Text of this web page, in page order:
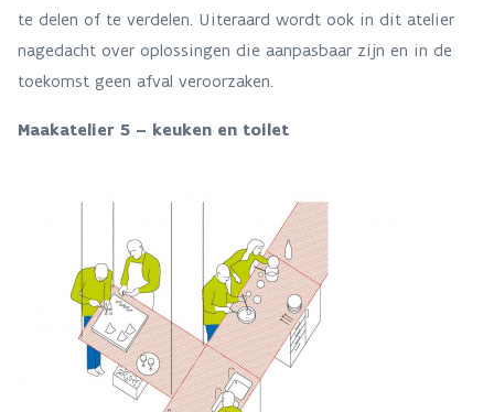
te delen of te verdelen. Uiteraard wordt ook in dit atelier
nagedacht over oplossingen die aanpasbaar zijn en in de
toekomst geen afval veroorzaken.
Maakatelier 5 – keuken en toilet